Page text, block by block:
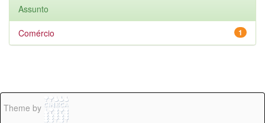
Assunto
1
Comércio
Theme by